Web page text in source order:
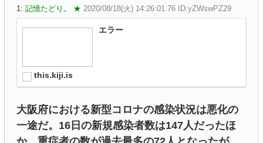
1: 記憶たどり。 ★ 2020/08/18(火) 14:26:01.76 ID:yZWswPZ29
エラー
this.kiji.is
大阪府における新型コロナの感染状況は悪化の
一途だ。16日の新規感染者数は147人だったほ